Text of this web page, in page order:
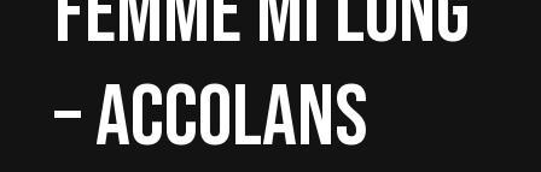
– Accolans